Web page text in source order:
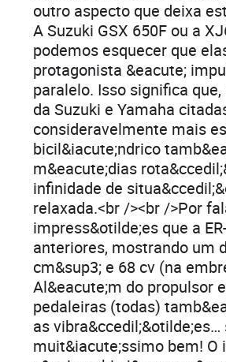
outro aspecto que deixa
A Suzuki GSX 650F ou a
podemos esquecer que
protagonista &eacute;
paralelo. Isso significa
da Suzuki e Yamaha
consideravelmente mais
bicil&iacute;ndrico
m&eacute;dias
infinidade de
relaxada.<br /><br />Por
impress&otilde;es que a
anteriores, mostrando um
cm&sup3; e 68 cv (na
Al&eacute;m do propulsor
pedaleiras (todas)
as
muit&iacute;ssimo bem!